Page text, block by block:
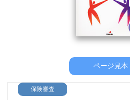
ページ見本
保険審査